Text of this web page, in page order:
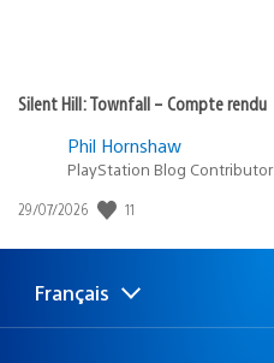
Silent Hill: Townfall – Compte rendu
Phil Hornshaw
PlayStation Blog Contributor
Date
publication
29/07/2026 11
Choisir
une
Région
actuelle
Français